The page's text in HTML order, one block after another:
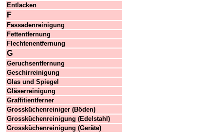
Entlacken
F
Fassadenreinigung
Fettentfernung
Flechtenentfernung
G
Geruchsentfernung
Geschirreinigung
Glas und Spiegel
Gläserreinigung
Graffitientferner
Grossküchenreiniger (Böden)
Grossküchenreinigung (Edelstahl)
Grossküchenreinigung (Geräte)